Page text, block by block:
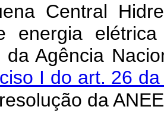
Central
energia
da Agência
I do art. 26
resolução da